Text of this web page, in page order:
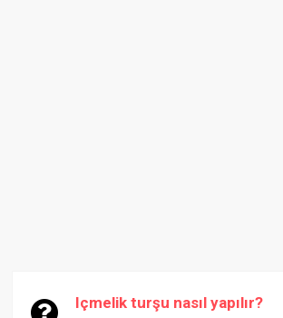
Içmelik turşu nasıl yapılır?